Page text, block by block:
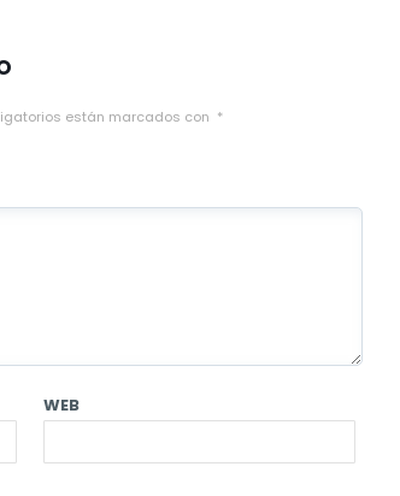
están marcados con *
WEB